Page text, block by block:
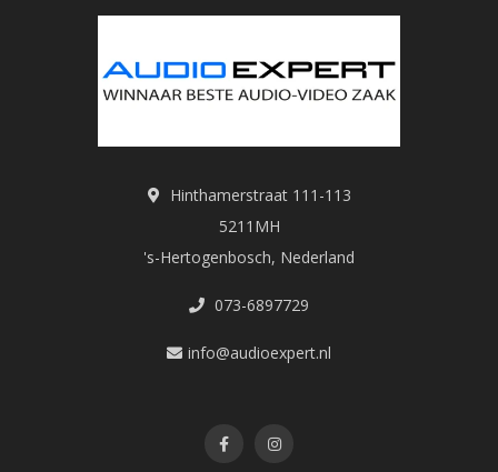
Hinthamerstraat 111-113
5211MH
's-Hertogenbosch, Nederland
073-6897729
info@audioexpert.nl